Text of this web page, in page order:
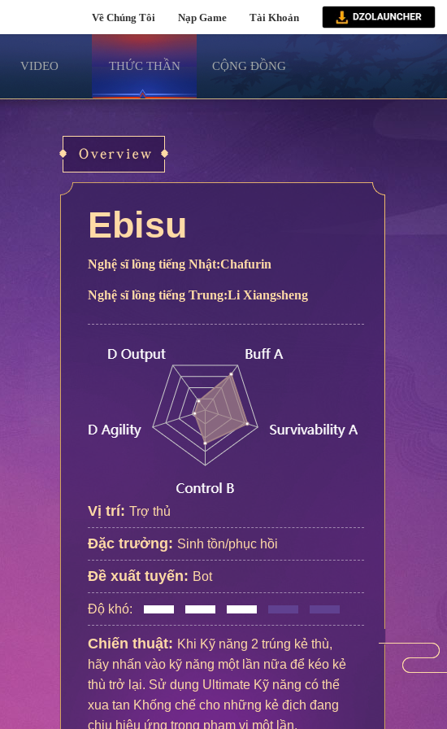
Về Chúng Tôi Nạp Game Tài Khoản
VIDEO THỨC THẦN CỘNG ĐỒNG
Ebisu
Nghệ sĩ lồng tiếng Nhật:Chafurin
Nghệ sĩ lồng tiếng Trung:Li Xiangsheng
Vị trí: Trợ thủ
Đặc trưởng: Sinh tồn/phục hồi
Đề xuất tuyến: Bot
Độ khó:
Chiến thuật: Khi Kỹ năng 2 trúng kẻ thù,
hãy nhấn vào kỹ năng một lần nữa để kéo kẻ
thù trở lại. Sử dụng Ultimate Kỹ năng có thể
xua tan Khống chế cho những kẻ địch đang
chịu hiệu ứng trong phạm vi một lần.